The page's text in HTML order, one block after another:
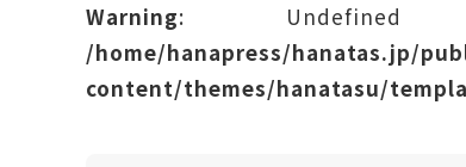
Warning: Undefined
/home/hanapress/hanatas.jp/
content/themes/hanatasu/